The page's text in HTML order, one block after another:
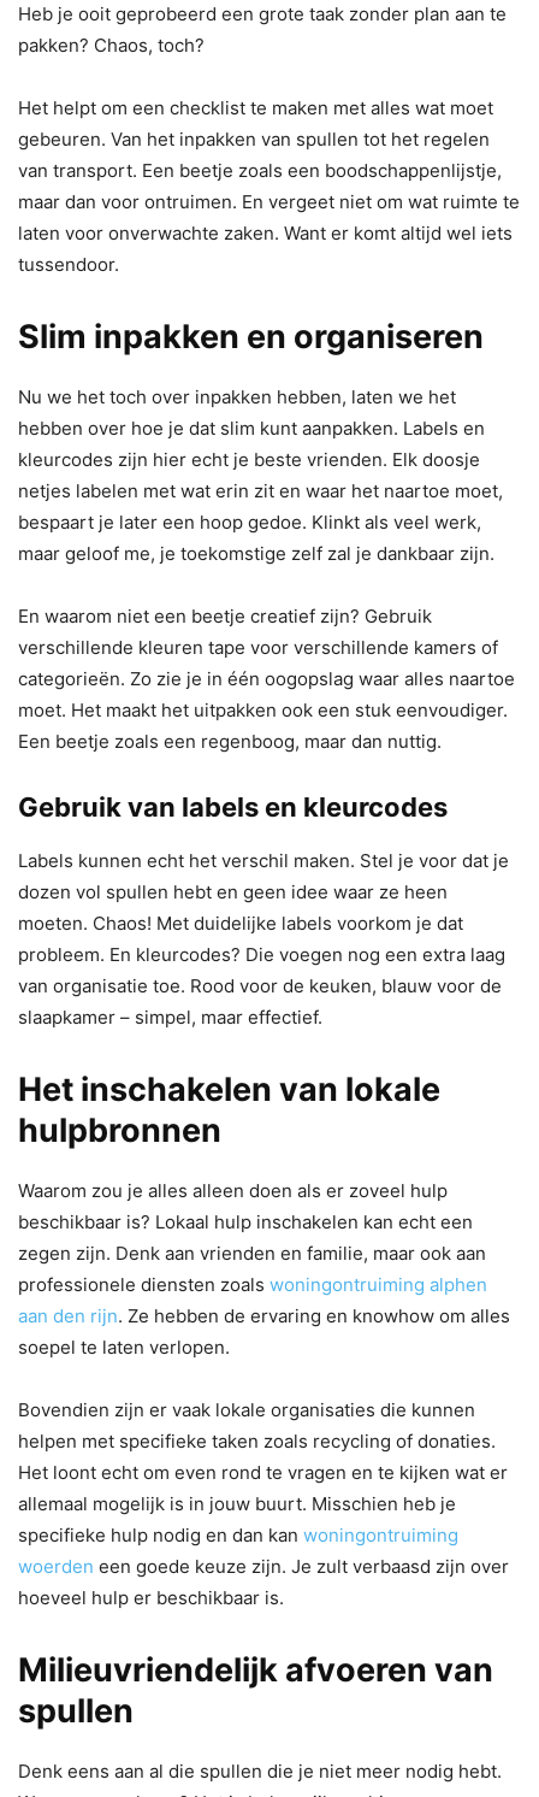
Heb je ooit geprobeerd een grote taak zonder plan aan te
pakken? Chaos, toch?
Het helpt om een checklist te maken met alles wat moet
gebeuren. Van het inpakken van spullen tot het regelen
van transport. Een beetje zoals een boodschappenlijstje,
maar dan voor ontruimen. En vergeet niet om wat ruimte te
laten voor onverwachte zaken. Want er komt altijd wel iets
tussendoor.
Slim inpakken en organiseren
Nu we het toch over inpakken hebben, laten we het
hebben over hoe je dat slim kunt aanpakken. Labels en
kleurcodes zijn hier echt je beste vrienden. Elk doosje
netjes labelen met wat erin zit en waar het naartoe moet,
bespaart je later een hoop gedoe. Klinkt als veel werk,
maar geloof me, je toekomstige zelf zal je dankbaar zijn.
En waarom niet een beetje creatief zijn? Gebruik
verschillende kleuren tape voor verschillende kamers of
categorieën. Zo zie je in één oogopslag waar alles naartoe
moet. Het maakt het uitpakken ook een stuk eenvoudiger.
Een beetje zoals een regenboog, maar dan nuttig.
Gebruik van labels en kleurcodes
Labels kunnen echt het verschil maken. Stel je voor dat je
dozen vol spullen hebt en geen idee waar ze heen
moeten. Chaos! Met duidelijke labels voorkom je dat
probleem. En kleurcodes? Die voegen nog een extra laag
van organisatie toe. Rood voor de keuken, blauw voor de
slaapkamer – simpel, maar effectief.
Het inschakelen van lokale
hulpbronnen
Waarom zou je alles alleen doen als er zoveel hulp
beschikbaar is? Lokaal hulp inschakelen kan echt een
zegen zijn. Denk aan vrienden en familie, maar ook aan
professionele diensten zoals woningontruiming alphen
aan den rijn. Ze hebben de ervaring en knowhow om alles
soepel te laten verlopen.
Bovendien zijn er vaak lokale organisaties die kunnen
helpen met specifieke taken zoals recycling of donaties.
Het loont echt om even rond te vragen en te kijken wat er
allemaal mogelijk is in jouw buurt. Misschien heb je
specifieke hulp nodig en dan kan woningontruiming
woerden een goede keuze zijn. Je zult verbaasd zijn over
hoeveel hulp er beschikbaar is.
Milieuvriendelijk afvoeren van
spullen
Denk eens aan al die spullen die je niet meer nodig hebt.